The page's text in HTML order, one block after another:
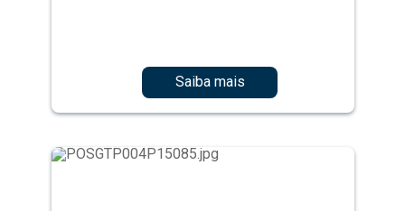
Saiba mais